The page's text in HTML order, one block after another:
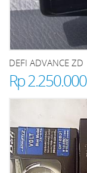
DEFI ADVANCE ZD
Rp 2.250.000